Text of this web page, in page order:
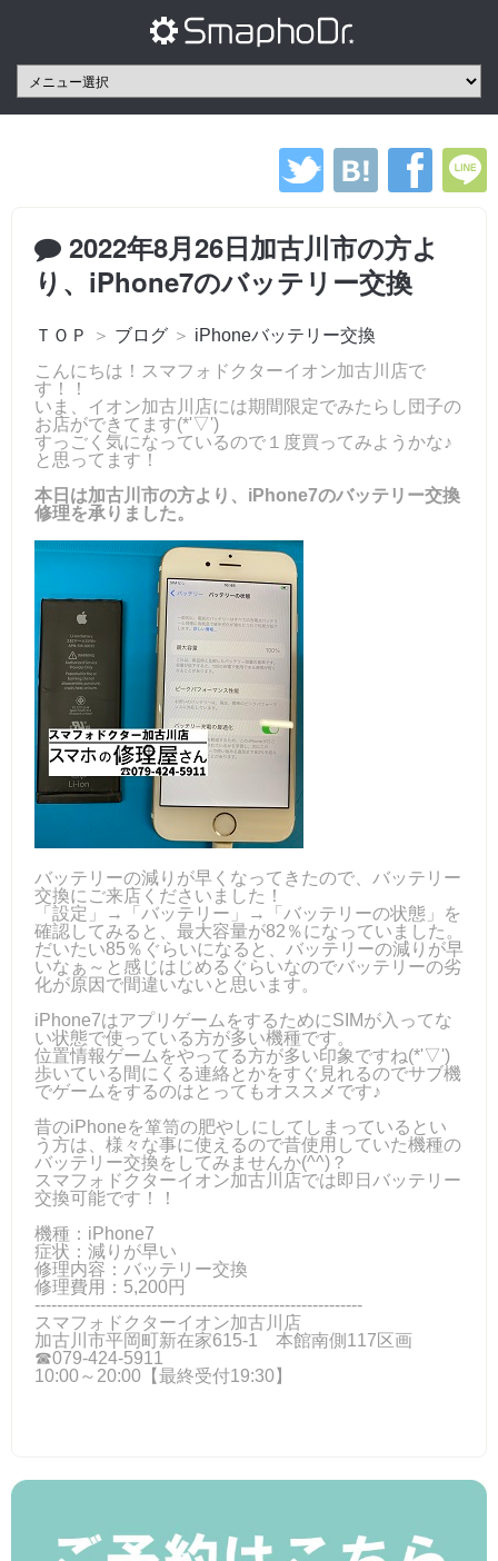
2022年8月26日加古川市の方よ
り、iPhone7のバッテリー交換
ＴＯＰ ＞ ブログ ＞ iPhoneバッテリー交換
こんにちは！スマフォドクターイオン加古川店で
す！！
いま、イオン加古川店には期間限定でみたらし団子の
お店ができてます(*'▽')
すっごく気になっているので１度買ってみようかな♪
と思ってます！
本日は加古川市の方より、iPhone7のバッテリー交換
修理を承りました。
バッテリーの減りが早くなってきたので、バッテリー
交換にご来店くださいました！
「設定」→「バッテリー」→「バッテリーの状態」を
確認してみると、最大容量が82％になっていました。
だいたい85％ぐらいになると、バッテリーの減りが早
いなぁ～と感じはじめるぐらいなのでバッテリーの劣
化が原因で間違いないと思います。
iPhone7はアプリゲームをするためにSIMが入ってな
い状態で使っている方が多い機種です。
位置情報ゲームをやってる方が多い印象ですね(*'▽')
歩いている間にくる連絡とかをすぐ見れるのでサブ機
でゲームをするのはとってもオススメです♪
昔のiPhoneを箪笥の肥やしにしてしまっているとい
う方は、様々な事に使えるので昔使用していた機種の
バッテリー交換をしてみませんか(^^)？
スマフォドクターイオン加古川店では即日バッテリー
交換可能です！！
機種：iPhone7
症状：減りが早い
修理内容：バッテリー交換
修理費用：5,200円
-----------------------------------------------------------
スマフォドクターイオン加古川店
加古川市平岡町新在家615-1 本館南側117区画
☎079-424‐5911
10:00～20:00【最終受付19:30】